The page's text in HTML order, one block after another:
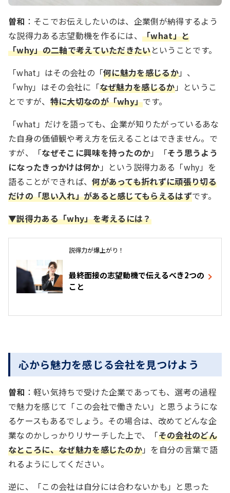
曽和 ：そこでお伝えしたいのは、企業側が納得するよう
な説得力ある志望動機を作るには、「what」と
「why」の二軸で考えていただきたいということです。
「what」はその会社の「何に魅力を感じるか」、
「why」はその会社に「なぜ魅力を感じるか」というこ
とですが、 特に大切なのが「why」です。
「what」だけを語っても、企業が知りたがっているあな
た自身の価値観や考え方を伝えることはできません。で
すが、「なぜそこに興味を持ったのか」「そう思うよう
になったきっかけは何か 」という説得力ある「why」を
語ることができれば、何があっても折れずに頑張り切る
だけの「思い入れ」があると感じてもらえるはずです。
▼説得力ある「why」を考えるには？
説得力が爆上がり！
最終面接の志望動機で伝えるべき2つの
こと
心から魅力を感じる会社を見つけよう
曽和 ：軽い気持ちで受けた企業であっても、選考の過程
で魅力を感じて「この会社で働きたい」と思うようにな
るケースもあるでしょう。その場合は、改めてどんな企
業なのかしっかりリサーチした上で、「その会社のどん
なところに、なぜ魅力を感じたのか」を自分の言葉で語
れるようにしてください。
逆に、「この会社は自分には合わないかも」と思った